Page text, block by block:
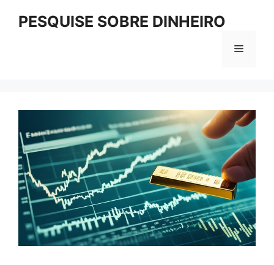
PESQUISE SOBRE DINHEIRO
Menu